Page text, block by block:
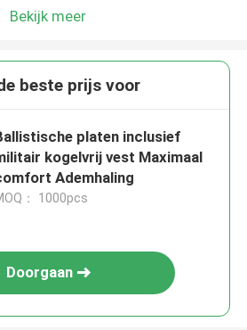
Bekijk meer
beste prijs voor
platen inclusief
kogelvrij vest Maximaal
Ademhaling
： 1000pcs
Doorgaan